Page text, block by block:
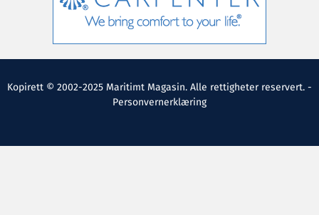
Kopirett © 2002-2025 Maritimt Magasin. Alle rettigheter reservert. -
Personvernerklæring